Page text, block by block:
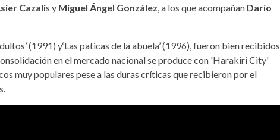
Cazalis y Miguel Ángel González, a los que acompañan Darío
(1991) y‘Las paticas de la abuela’ (1996), fueron bien recibidos
en el mercado nacional se produce con 'Harakiri City'
muy populares pese a las duras críticas que recibieron por el